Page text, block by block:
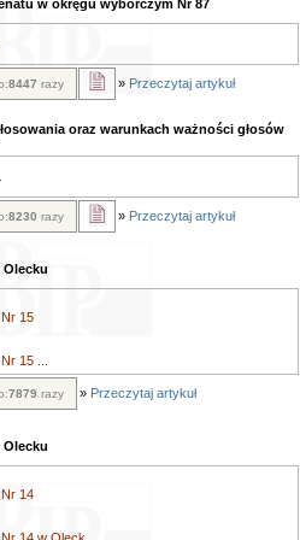
w okręgu wyborczym Nr 87
8447 razy » Przeczytaj artykuł
oraz warunkach ważności głosów
8230 razy » Przeczytaj artykuł
Olecku
15
15 ...
7879 razy » Przeczytaj artykuł
Olecku
14